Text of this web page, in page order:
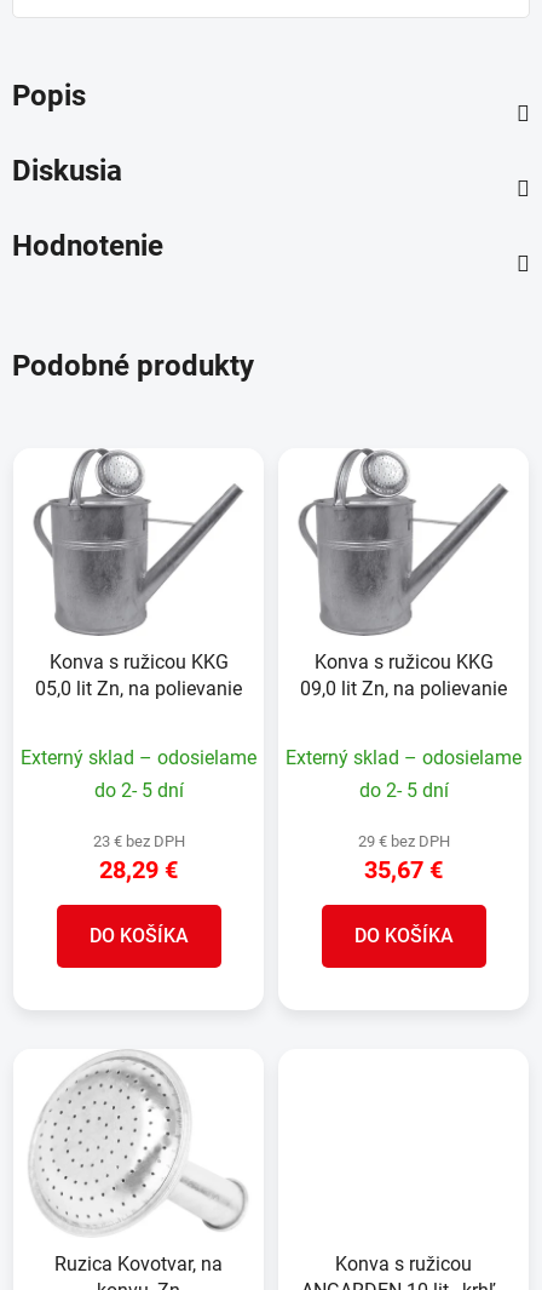
Popis
Diskusia
Hodnotenie
Podobné produkty
Konva s ružicou KKG
05,0 lit Zn, na polievanie
Externý sklad – odosielame
do 2- 5 dní
23 € bez DPH
28,29 €
DO KOŠÍKA
Konva s ružicou KKG
09,0 lit Zn, na polievanie
Externý sklad – odosielame
do 2- 5 dní
29 € bez DPH
35,67 €
DO KOŠÍKA
Ruzica Kovotvar, na
Konva s ružicou